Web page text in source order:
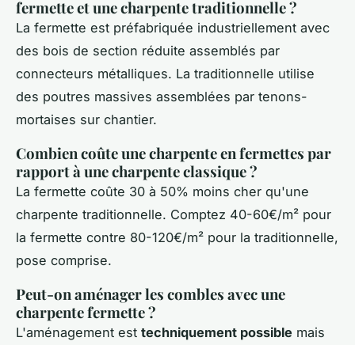
fermette et une charpente traditionnelle ?
La fermette est préfabriquée industriellement avec
des bois de section réduite assemblés par
connecteurs métalliques. La traditionnelle utilise
des poutres massives assemblées par tenons-
mortaises sur chantier.
Combien coûte une charpente en fermettes par
rapport à une charpente classique ?
La fermette coûte 30 à 50% moins cher qu'une
charpente traditionnelle. Comptez 40-60€/m² pour
la fermette contre 80-120€/m² pour la traditionnelle,
pose comprise.
Peut-on aménager les combles avec une
charpente fermette ?
L'aménagement est techniquement possible mais